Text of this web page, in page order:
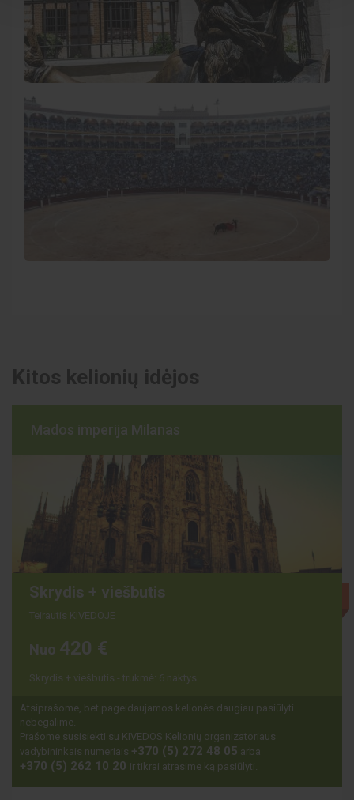
Kitos kelionių idėjos
Skrydis + viešbutis
Teirautis KIVEDOJE
Nuo 420 €
Skrydis + viešbutis - trukmė: 6 naktys
Atsiprašome, bet pageidaujamos kelionės daugiau pasiūlyti
nebegalime.
Prašome susisiekti su KIVEDOS Kelionių organizatoriaus
vadybininkais numeriais +370 (5) 272 48 05 arba
+370 (5) 262 10 20 ir tikrai atrasime ką pasiūlyti.
Mados imperija Milanas